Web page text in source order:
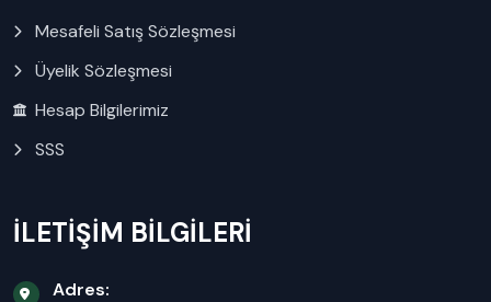
Mesafeli Satış Sözleşmesi
Üyelik Sözleşmesi
Hesap Bilgilerimiz
SSS
İLETİŞİM BİLGİLERİ
Adres: